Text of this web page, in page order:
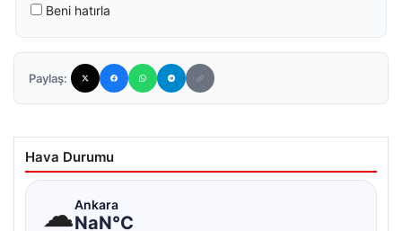
Beni hatırla
Paylaş:
Hava Durumu
☁Ankara
NaN°C